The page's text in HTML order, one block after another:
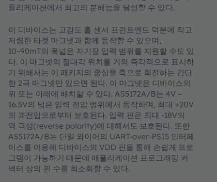
플리케이션에서 최고의 분해능을 달성할 수 있다.
이 디바이스는 고감도 홀 센서 프런트엔드 덕분에 작고
저렴한 타겟 마그넷과 함께 동작할 수 있으며,
10~90mT의 폭넓은 자기장 입력 범위를 지원할 수도 있
다. 이 마그넷의 절대각 위치를 거의 즉각적으로 표시하
기 위해서는 이 패키지의 중심을 축으로 회전하는 간단
한 2극 마그넷만 있으면 된다. 이 마그넷은 디바이스의
위 또는 아래에 배치할 수 있다. AS5172A/B는 4V ~
16.5V의 넓은 입력 전압 범위에서 동작하며, 최대 +20V
의 과전압으로부터 보호된다. 입력 핀은 최대 -18V의
역 극성(reverse polarity)에 대해서도 보호된다. 또한
AS5172A/B는 단일 와이어의 UART-over-PSI5 인터페
이스를 이용해 디바이스의 VDD 핀을 통해 손쉽게 프로
그램이 가능하기 때문에 애플리케이션 프로그래밍 커
넥터 상의 핀 수를 최소화할 수 있다.